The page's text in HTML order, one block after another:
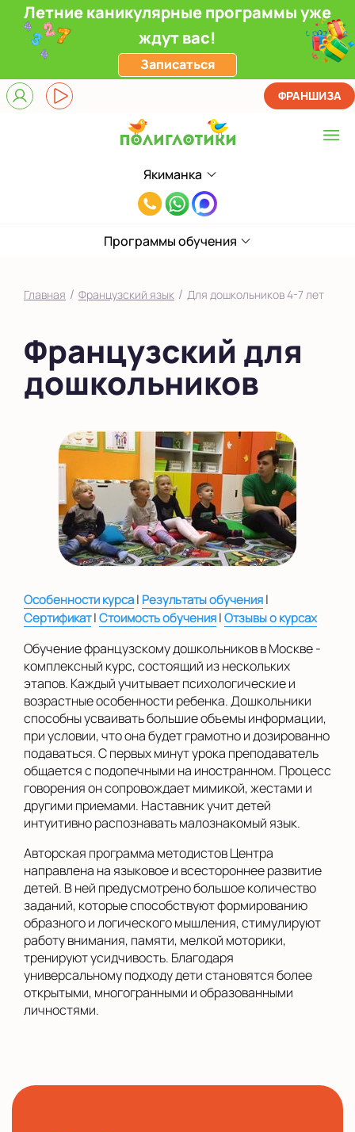
Летние каникулярные программы уже
ждут вас!
Записаться
Якиманка
Выберите центр
Верхние Лихоборы
ЖК Прокшино
Фили
Якиманка
в Южном Бутово
на Беломорской
на Домодедовской
на Коломенской
в Московской
области
Выбрать другой город
8(495)985-
78
ФРАНШИЗА
Программы обучения
Главная / Французский язык / Для дошкольников 4-7 лет
Французский для
дошкольников
Особенности курса| Результаты обучения|
Сертификат|Стоимость обучения|Отзывы о курсах
Обучение французскому дошкольников в Москве -
комплексный курс, состоящий из нескольких
этапов. Каждый учитывает психологические и
возрастные особенности ребенка. Дошкольники
способны усваивать большие объемы информации,
при условии, что она будет грамотно и дозированно
подаваться. С первых минут урока преподаватель
общается с подопечными на иностранном. Процесс
говорения он сопровождает мимикой, жестами и
другими приемами. Наставник учит детей
интуитивно распознавать малознакомый язык.
Авторская программа методистов Центра
направлена на языковое и всестороннее развитие
детей. В ней предусмотрено большое количество
заданий, которые способствуют формированию
образного и логического мышления, стимулируют
работу внимания, памяти, мелкой моторики,
тренируют усидчивость. Благодаря
универсальному подходу дети становятся более
открытыми, многогранными и образованными
личностями.